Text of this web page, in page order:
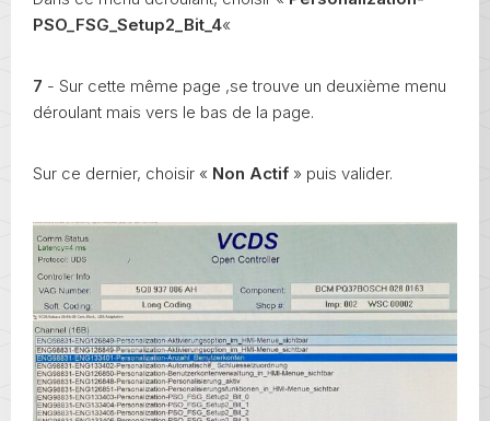
PSO_FSG_Setup2_Bit_4«
7 - Sur cette même page ,se trouve un deuxième menu
déroulant mais vers le bas de la page.
Sur ce dernier, choisir « Non Actif » puis valider.